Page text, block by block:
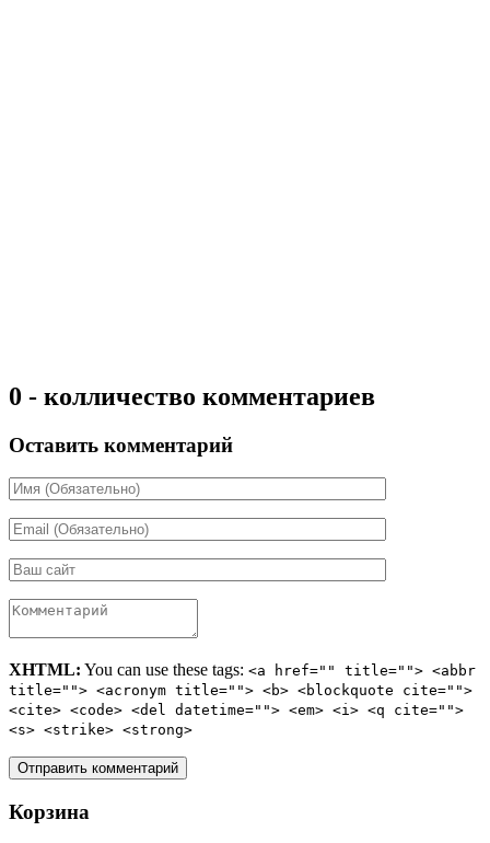
0 - колличество комментариев
Оставить комментарий
XHTML: You can use these tags: <a href="" title=""> <abbr
title=""> <acronym title=""> <b> <blockquote cite="">
<cite> <code> <del datetime=""> <em> <i> <q cite="">
<s> <strike> <strong>
Корзина